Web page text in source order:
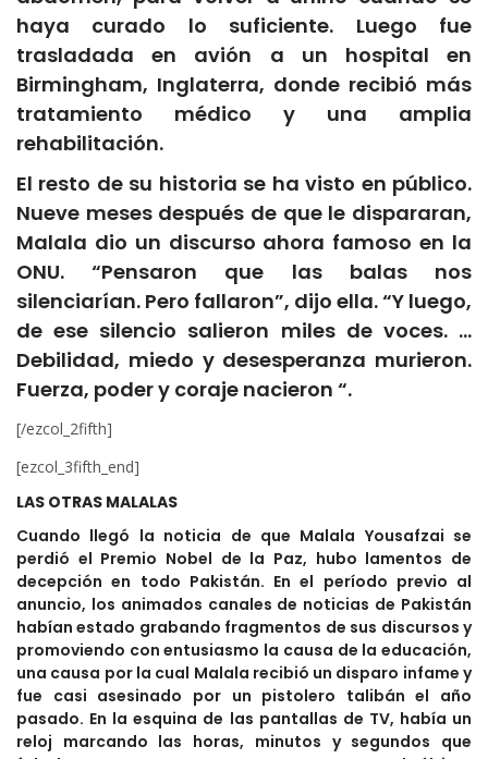
haya curado lo suficiente. Luego fue
trasladada en avión a un hospital en
Birmingham, Inglaterra, donde recibió más
tratamiento médico y una amplia
rehabilitación.
El resto de su historia se ha visto en público.
Nueve meses después de que le dispararan,
Malala dio un discurso ahora famoso en la
ONU. “Pensaron que las balas nos
silenciarían. Pero fallaron”, dijo ella. “Y luego,
de ese silencio salieron miles de voces. …
Debilidad, miedo y desesperanza murieron.
Fuerza, poder y coraje nacieron “.
[/ezcol_2fifth]
[ezcol_3fifth_end]
LAS OTRAS MALALAS
Cuando llegó la noticia de que Malala Yousafzai se
perdió el Premio Nobel de la Paz, hubo lamentos de
decepción en todo Pakistán. En el período previo al
anuncio, los animados canales de noticias de Pakistán
habían estado grabando fragmentos de sus discursos y
promoviendo con entusiasmo la causa de la educación,
una causa por la cual Malala recibió un disparo infame y
fue casi asesinado por un pistolero talibán el año
pasado. En la esquina de las pantallas de TV, había un
reloj marcando las horas, minutos y segundos que